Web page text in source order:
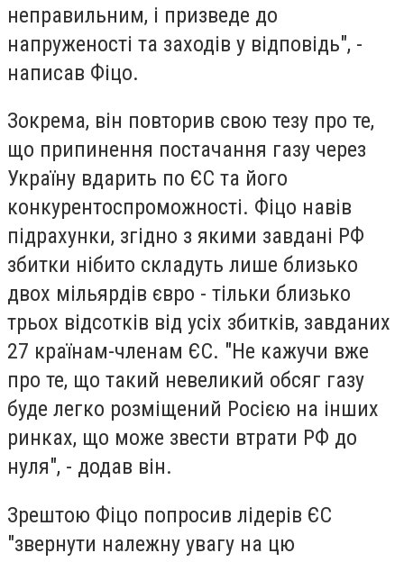
неправильним, і призведе до
напруженості та заходів у відповідь", -
написав Фіцо.
Зокрема, він повторив свою тезу про те,
що припинення постачання газу через
Україну вдарить по ЄС та його
конкурентоспроможності. Фіцо навів
підрахунки, згідно з якими завдані РФ
збитки нібито складуть лише близько
двох мільярдів євро - тільки близько
трьох відсотків від усіх збитків, завданих
27 країнам-членам ЄС. "Не кажучи вже
про те, що такий невеликий обсяг газу
буде легко розміщений Росією на інших
ринках, що може звести втрати РФ до
нуля", - додав він.
Зрештою Фіцо попросив лідерів ЄС
"звернути належну увагу на цю